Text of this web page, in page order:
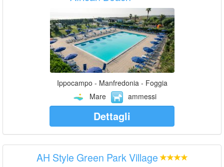
Ippocampo - Manfredonia - Foggia
Mare
ammessi
Dettagli
AH Style Green Park Village